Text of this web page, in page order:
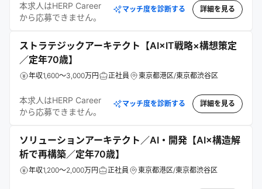
本求人はHERP Career
から応募できません。
マッチ度を診断する 詳細を見る
ストラテジックアーキテクト【AI×IT戦略×構想策定
／定年70歳】
年収1,600～3,000万円 正社員 東京都港区/東京都渋谷区
本求人はHERP Career
から応募できません。
マッチ度を診断する 詳細を見る
ソリューションアーキテクト／AI・開発【AI×構造解
析で再構築／定年70歳】
年収1,200～2,000万円 正社員 東京都港区/東京都渋谷区